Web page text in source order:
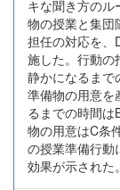
キな聞き方の
物の授業と集団
担任の対応を、
施した。行動の
静かになるまで
準備物の用意を
るまでの時間
物の用意はC条
の授業準備行動
効果が示された。